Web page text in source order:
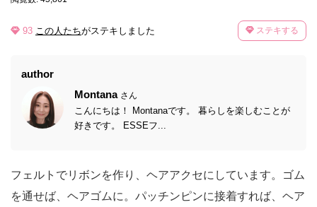
93 この人たちがステキしました ステキする
author
Montana さん
こんにちは！ Montanaです。 暮らしを楽しむことが
好きです。 ESSEフ...
フェルトでリボンを作り、ヘアアクセにしています。ゴム
を通せば、ヘアゴムに。パッチンピンに接着すれば、ヘア